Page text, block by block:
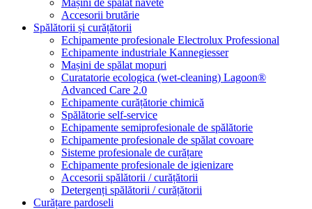
Mașini de spălat navete
Accesorii brutărie
Spălătorii și curățătorii
Echipamente profesionale Electrolux Professional
Echipamente industriale Kannegiesser
Mașini de spălat mopuri
Curatatorie ecologica (wet-cleaning) Lagoon®
Advanced Care 2.0
Echipamente curățătorie chimică
Spălătorie self-service
Echipamente semiprofesionale de spălătorie
Echipamente profesionale de spălat covoare
Sisteme profesionale de curățare
Echipamente profesionale de igienizare
Accesorii spălătorii / curățătorii
Detergenți spălătorii / curățătorii
Curățare pardoseli